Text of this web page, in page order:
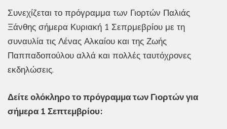
Συνεχίζεται το πρόγραμμα των Γιορτών Παλιάς
Ξάνθης σήμερα Κυριακή 1 Σεπρμεβρίου με τη
συναυλία τις Λένας Αλκαίου και της Ζωής
Παππαδοπούλου αλλά και πολλές ταυτόχρονες
εκδηλώσεις.
Δείτε ολόκληρο το πρόγραμμα των Γιορτών για
σήμερα 1 Σεπτεμβρίου: